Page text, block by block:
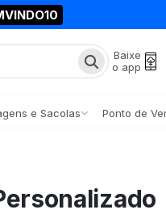
Baixe
o app
e Sacolas Ponto de